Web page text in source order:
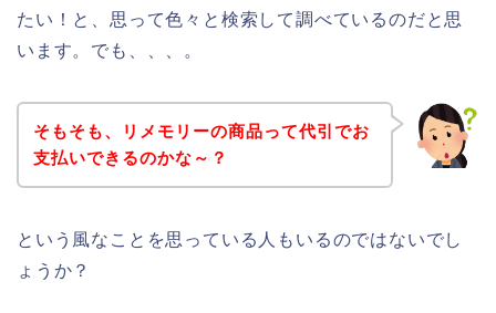
たい！と、思って色々と検索して調べているのだと思
います。でも、、、。
そもそも、リメモリーの商品って代引でお
支払いできるのかな～？
という風なことを思っている人もいるのではないでし
ょうか？